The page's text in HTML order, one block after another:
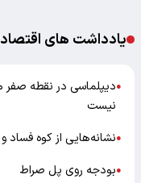
یادداشت های
●دیپلماسی در نقطه صفر
نیست
●نشانه‌هایی از کوه فساد
●بودجه روی پل صراط